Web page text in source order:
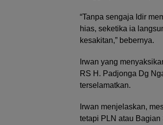
“Tanpa sengaja Idir
hias, seketika ia
kesakitan,” bebernya.
Irwan yang
RS H. Padjonga Dg
terselamatkan.
Irwan menjelaskan,
tetapi PLN atau Bagian